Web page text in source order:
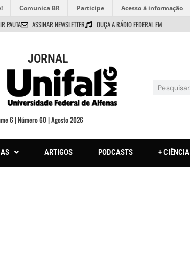
Comunica BR Participe Acesso à informação
PAUTA ASSINAR NEWSLETTER OUÇA A RÁDIO FEDERAL FM
JORNAL
6 | Número 60 | Agosto 2026
ARTIGOS PODCASTS + CIÊNCIA